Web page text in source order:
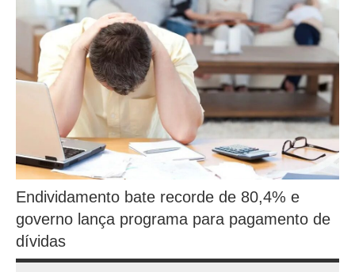
Endividamento bate recorde de 80,4% e
governo lança programa para pagamento de
dívidas